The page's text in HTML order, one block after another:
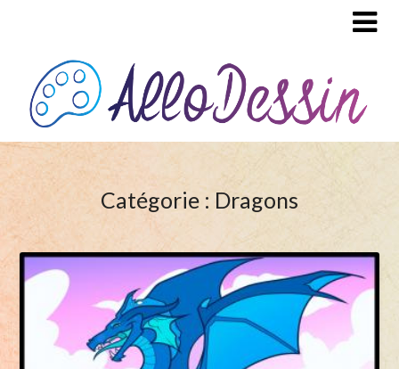
Catégorie : Dragons